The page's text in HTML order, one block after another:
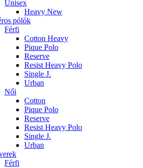
Unisex
Heavy New
pólók
Férfi
Cotton Heavy
Pique Polo
Reserve
Resist Heavy Polo
Single J.
Urban
Női
Cotton
Pique Polo
Reserve
Resist Heavy Polo
Single J.
Urban
Férfi